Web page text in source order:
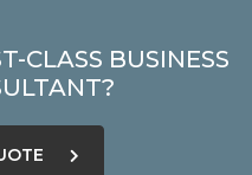
CLASS BUSINESS